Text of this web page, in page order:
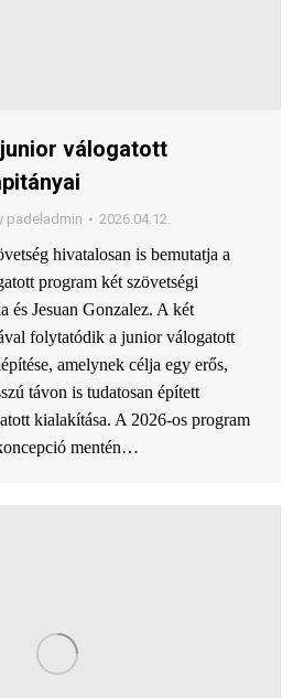
válogatott
padeladmin 2026.04.12.
hivatalosan is bemutatja a
program két szövetségi
és Jesuan Gonzalez. A két
folytatódik a junior válogatott
amelynek célja egy erős,
távon is tudatosan épített
kialakítása. A 2026-os program
mentén…